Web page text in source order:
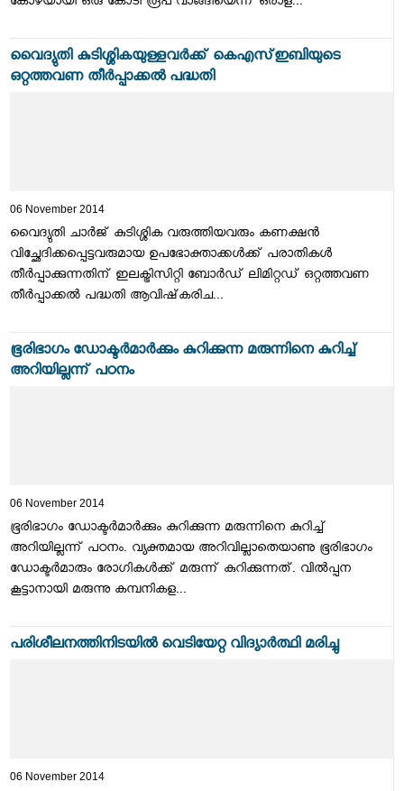
വൈദ്യുതി കുടിശ്ശികയുള്ളവര്‍ക്ക് കെഎസ്ഇബിയുടെ
ഒറ്റത്തവണ തീര്‍പ്പാക്കല്‍ പദ്ധതി
06 November 2014
വൈദ്യുതി ചാര്‍ജ് കുടിശ്ശിക വരുത്തിയവരും കണക്ഷന്‍
വിച്ഛേദിക്കപ്പെട്ടവരുമായ ഉപഭോക്താക്കള്‍ക്ക് പരാതികള്‍
തീര്‍പ്പാക്കുന്നതിന് ഇലക്ട്രിസിറ്റി ബോര്‍ഡ് ലിമിറ്റഡ് ഒറ്റത്തവണ
തീര്‍പ്പാക്കല്‍ പദ്ധതി ആവിഷ്‌കരിച...
ഭൂരിഭാഗം ഡോക്ടര്‍മാര്‍ക്കും കുറിക്കുന്ന മരുന്നിനെ കുറിച്ച്
അറിയില്ലന്ന് പഠനം
06 November 2014
ഭൂരിഭാഗം ഡോക്ടര്‍മാര്‍ക്കും കുറിക്കുന്ന മരുന്നിനെ കുറിച്ച്
അറിയില്ലന്ന് പഠനം. വ്യക്തമായ അറിവില്ലാതെയാണു ഭൂരിഭാഗം
ഡോക്ടര്‍മാരും രോഗികള്‍ക്ക് മരുന്ന് കുറിക്കുന്നത്. വില്‍പ്പന
കൂട്ടാനായി മരുന്നു കമ്പനികള...
പരിശീലനത്തിനിടയില്‍ വെടിയേറ്റ വിദ്യാര്‍ത്ഥി മരിച്ചു
06 November 2014